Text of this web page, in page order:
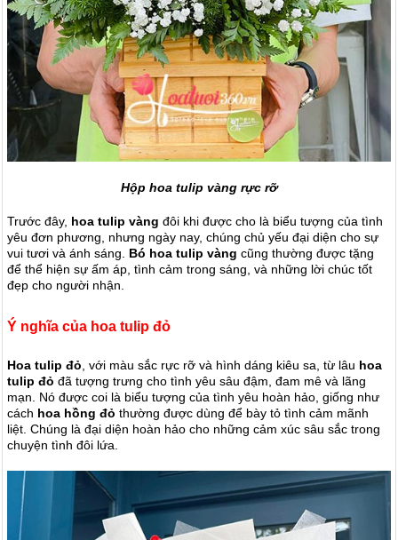
Hộp hoa tulip vàng rực rỡ
Trước đây, hoa tulip vàng đôi khi được cho là biểu tượng của tình
yêu đơn phương, nhưng ngày nay, chúng chủ yếu đại diện cho sự
vui tươi và ánh sáng. Bó hoa tulip vàng cũng thường được tặng
để thể hiện sự ấm áp, tình cảm trong sáng, và những lời chúc tốt
đẹp cho người nhận.
Ý nghĩa của hoa tulip đỏ
Hoa tulip đỏ , với màu sắc rực rỡ và hình dáng kiêu sa, từ lâu hoa
tulip đỏ đã tượng trưng cho tình yêu sâu đậm, đam mê và lãng
mạn. Nó được coi là biểu tượng của tình yêu hoàn hảo, giống như
cách hoa hồng đỏ thường được dùng để bày tỏ tình cảm mãnh
liệt. Chúng là đại diện hoàn hảo cho những cảm xúc sâu sắc trong
chuyện tình đôi lứa.